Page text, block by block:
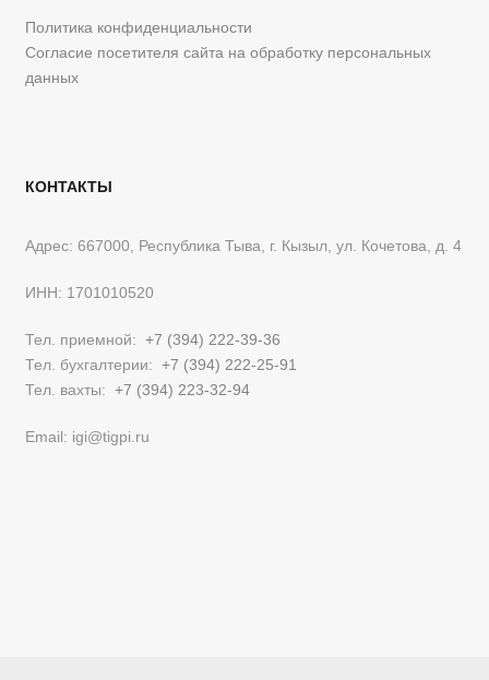
Политика конфиденциальности
Согласие посетителя сайта на обработку персональных
данных
КОНТАКТЫ
Адрес: 667000, Республика Тыва, г. Кызыл, ул. Кочетова, д. 4
ИНН: 1701010520
Тел. приемной: +7 (394) 222-39-36
Тел. бухгалтерии: +7 (394) 222-25-91
Тел. вахты: +7 (394) 223-32-94
Email: igi@tigpi.ru